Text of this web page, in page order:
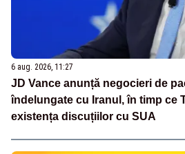
6 aug. 2026, 11:27
JD Vance anunță negocieri de
îndelungate cu Iranul, în timp ce
existența discuțiilor cu SUA